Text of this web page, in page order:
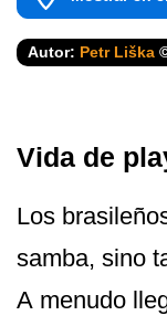
Autor: Petr Liška
Vida de
Los
samba, sino
A menudo